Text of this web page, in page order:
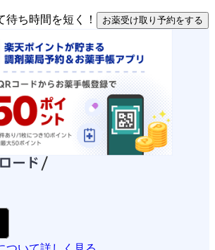
お薬受け取り予約をする